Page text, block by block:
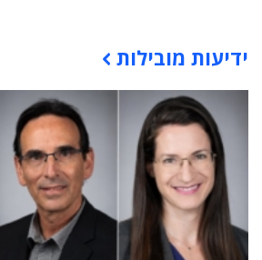
תוכן פרסומי
ידיעות מובילות